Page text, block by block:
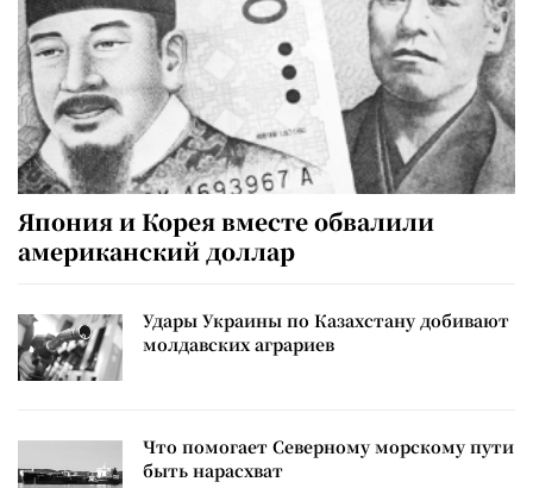
Япония и Корея вместе обвалили
американский доллар
Удары Украины по Казахстану добивают
молдавских аграриев
Что помогает Северному морскому пути
быть нарасхват